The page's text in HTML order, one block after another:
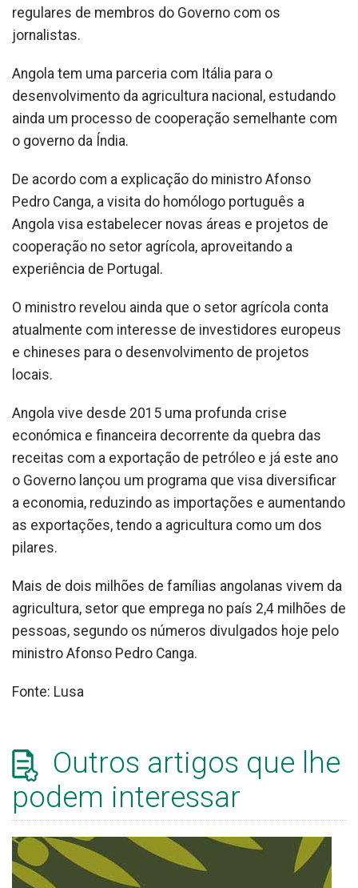
regulares de membros do Governo com os
jornalistas.
Angola tem uma parceria com Itália para o
desenvolvimento da agricultura nacional, estudando
ainda um processo de cooperação semelhante com
o governo da Índia.
De acordo com a explicação do ministro Afonso
Pedro Canga, a visita do homólogo português a
Angola visa estabelecer novas áreas e projetos de
cooperação no setor agrícola, aproveitando a
experiência de Portugal.
O ministro revelou ainda que o setor agrícola conta
atualmente com interesse de investidores europeus
e chineses para o desenvolvimento de projetos
locais.
Angola vive desde 2015 uma profunda crise
económica e financeira decorrente da quebra das
receitas com a exportação de petróleo e já este ano
o Governo lançou um programa que visa diversificar
a economia, reduzindo as importações e aumentando
as exportações, tendo a agricultura como um dos
pilares.
Mais de dois milhões de famílias angolanas vivem da
agricultura, setor que emprega no país 2,4 milhões de
pessoas, segundo os números divulgados hoje pelo
ministro Afonso Pedro Canga.
Fonte: Lusa
Outros artigos que lhe
podem interessar